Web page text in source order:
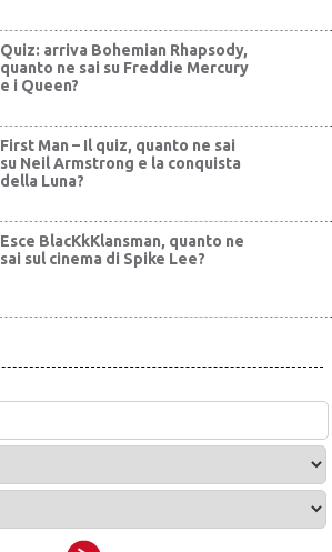
Quiz: arriva Bohemian Rhapsody,
quanto ne sai su Freddie Mercury
e i Queen?
First Man – Il quiz, quanto ne sai
su Neil Armstrong e la conquista
della Luna?
Esce BlacKkKlansman, quanto ne
sai sul cinema di Spike Lee?